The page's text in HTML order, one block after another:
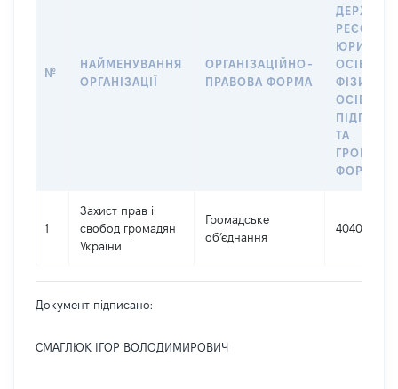
№
НАЙМЕНУВАННЯ
ОРГАНІЗАЦІЇ
ОРГАНІЗАЦІЙНО-
ПРАВОВА ФОРМА
РЕЄСТРІ
ОСІБ,
ОСІБ –
ТА
1
Захист прав і
свобод громадян
України
Громадське
об’єднання
40404888
Документ підписано:
СМАГЛЮК ІГОР ВОЛОДИМИРОВИЧ